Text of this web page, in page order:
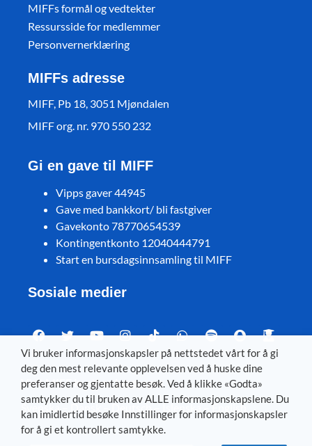
MIFFs formål og vedtekter
Ressursside for medlemmer
Personvernerklæring
MIFFs adresse
MIFF, Pb 18, 3051 Mjøndalen
MIFF org. nr. 970 550 232
Gi en gave til MIFF
Vipps gaver 44945
Gave med bankkort/ bli fastgiver
Gavekonto 78770654539
Kontingentkonto 12040444791
Start en bursdagsinnsamling til MIFF
Sosiale medier
Visit MIFF in other languages
Svenska– Dansk–Deutsch–Íslenska–English
Vi bruker informasjonskapsler på nettstedet vårt for å gi
deg den mest relevante opplevelsen ved å huske dine
preferanser og gjentatte besøk. Ved å klikke «Godta»
samtykker du til bruken av ALLE informasjonskapslene. Du
kan imidlertid besøke Innstillinger for informasjonskapsler
for å gi et kontrollert samtykke.